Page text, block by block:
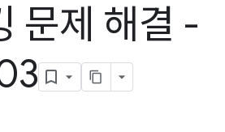
문제 해결 -